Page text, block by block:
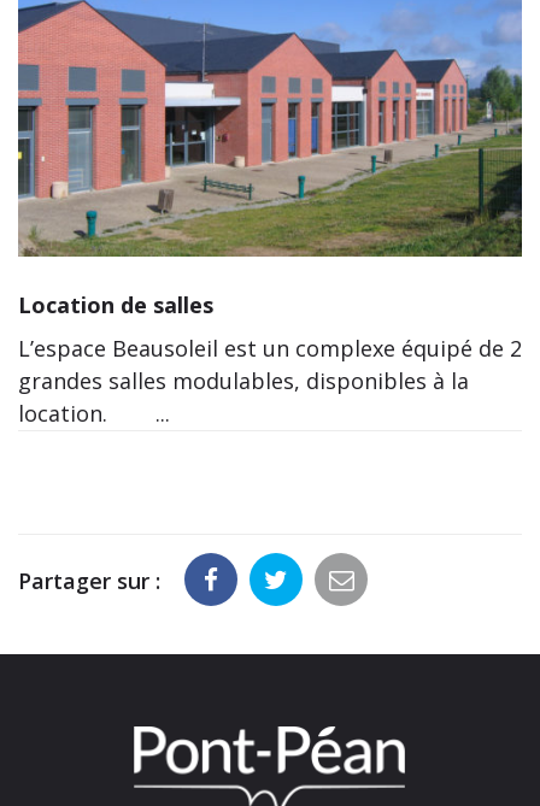
Location de salles
L’espace Beausoleil est un complexe équipé de 2
grandes salles modulables, disponibles à la
location. ...
Partager sur :